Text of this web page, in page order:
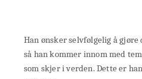
Han ønsker selvfølgelig å
så han kommer innom med
som skjer i verden. Dette er